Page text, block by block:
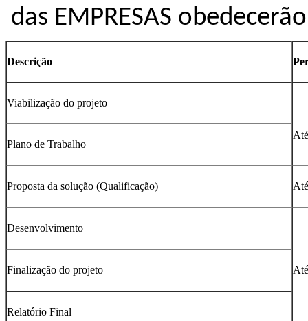
das EMPRESAS
Descrição
Viabilização do projeto
Plano de Trabalho
Proposta da solução (Qualificação)
Desenvolvimento
Finalização do projeto
Relatório Final